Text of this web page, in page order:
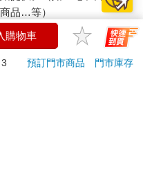
品…等）
：內衣褲、刮鬍刀、除毛
7天的猶豫期（含例假
購物車
3 預訂門市商品
門市庫存